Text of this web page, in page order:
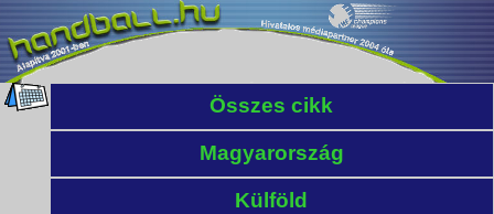
Összes cikk
Magyarország
Külföld